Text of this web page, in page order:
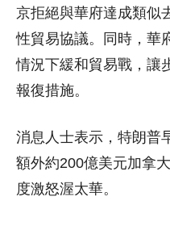
京拒絕與華府達成類似
性貿易協議。同時，華
情況下緩和貿易戰，讓
報復措施。
消息人士表示，特朗普
額外約200億美元加拿
度激怒渥太華。